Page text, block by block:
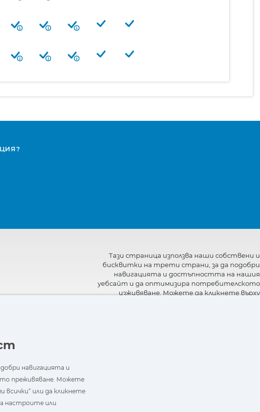
въпроси
Тази страница използва наши собствени и
бисквитки на трети страни, за да подобри
навигацията и достъпността на нашия
уебсайт и да оптимизира потребителското
изживяване. Можете да кликнете върху
навигацията и
преживяване. Можете
всички“ или да кликнете
настроите или